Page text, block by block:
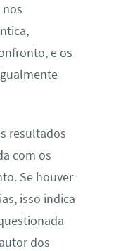
nos
e os
resultados
com os
Se houver
isso indica
dos